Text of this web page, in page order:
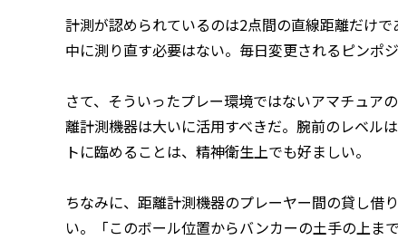
計測が認められているのは2点間の直線距離だけ
中に測り直す必要はない。毎日変更されるピンポ
さて、そういったプレー環境ではないアマチュア
離計測機器は大いに活用すべきだ。腕前のレベル
トに臨めることは、精神衛生上でも好ましい。
ちなみに、距離計測機器のプレーヤー間の貸し借
い。「このボール位置からバンカーの土手の上ま